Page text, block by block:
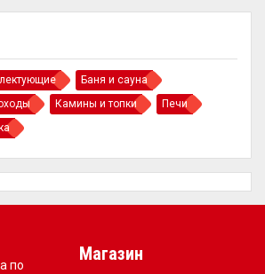
Баня и сауна
Камины и топки
Печи
по
Магазин